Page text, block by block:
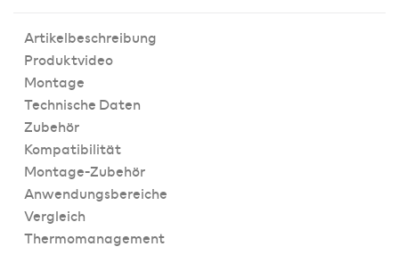
Artikelbeschreibung
Produktvideo
Montage
Technische Daten
Zubehör
Kompatibilität
Montage-Zubehör
Anwendungsbereiche
Vergleich
Thermomanagement